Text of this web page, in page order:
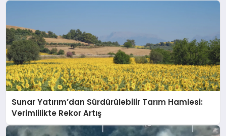
Sunar Yatırım’dan Sürdürülebilir Tarım Hamlesi:
Verimlilikte Rekor Artış